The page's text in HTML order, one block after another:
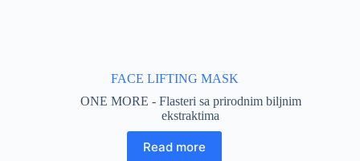
FACE LIFTING MASK
ONE MORE - Flasteri sa prirodnim biljnim
ekstraktima
Read more